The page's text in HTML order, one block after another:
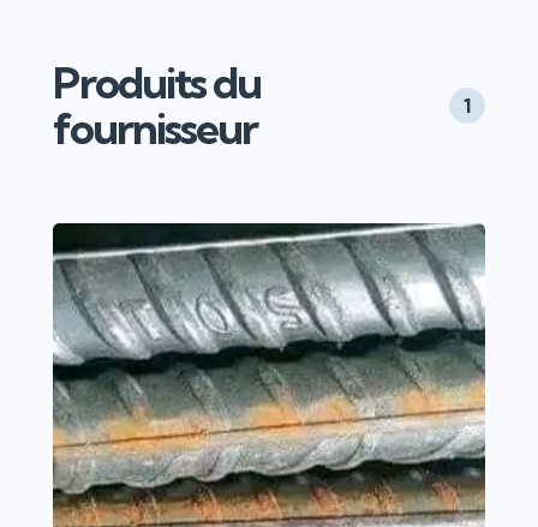
Produits du
fournisseur
1